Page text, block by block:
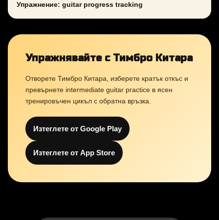
Упражнение: guitar progress tracking
Упражнявайте с Тимбро Китара
Отворете Тимбро Китара, изберете кратък откъс и
превърнете intermediate guitar practice в ясен
тренировъчен цикъл с обратна връзка.
Изтеглете от Google Play
Изтеглете от App Store